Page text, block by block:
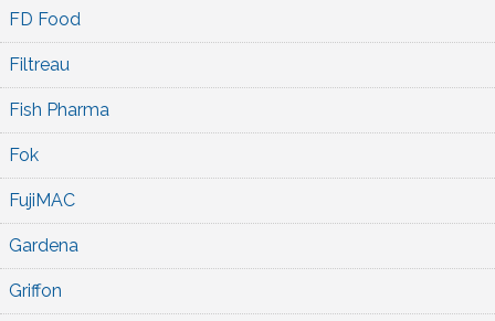
FD Food
Filtreau
Fish Pharma
Fok
FujiMAC
Gardena
Griffon